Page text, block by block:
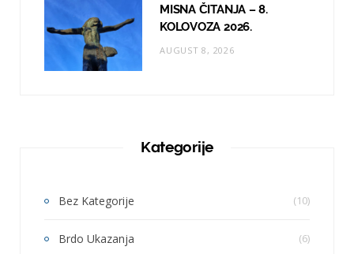
MISNA ČITANJA – 8.
KOLOVOZA 2026.
AUGUST 8, 2026
Kategorije
Bez Kategorije (10)
Brdo Ukazanja (6)